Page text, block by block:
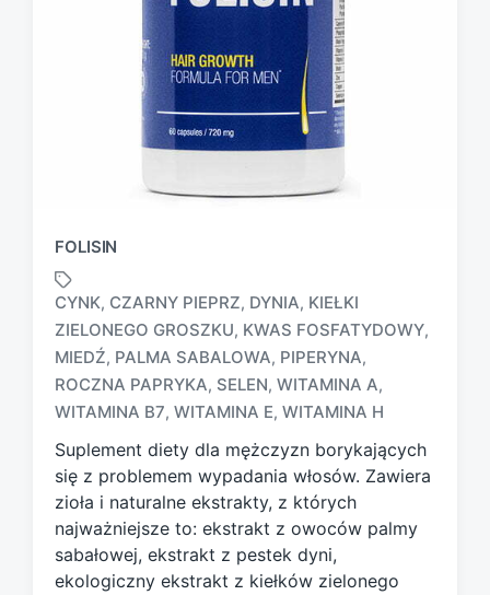
FOLISIN
T
a
g
e
d
w
h
CYNK, CZARNY PIEPRZ, DYNIA, KIEŁKI
ZIELONEGO GROSZKU, KWAS FOSFATYDOWY,
MIEDŹ, PALMA SABALOWA, PIPERYNA,
ROCZNA PAPRYKA, SELEN, WITAMINA A,
WITAMINA B7, WITAMINA E, WITAMINA H
Suplement diety dla mężczyzn borykających
się z problemem wypadania włosów. Zawiera
zioła i naturalne ekstrakty, z których
najważniejsze to: ekstrakt z owoców palmy
sabałowej, ekstrakt z pestek dyni,
ekologiczny ekstrakt z kiełków zielonego